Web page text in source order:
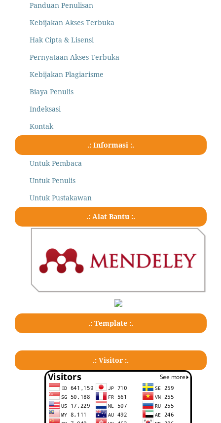
Panduan Penulisan
Kebijakan Akses Terbuka
Hak Cipta & Lisensi
Pernyataan Akses Terbuka
Kebijakan Plagiarisme
Biaya Penulis
Indeksasi
Kontak
.: Informasi :.
Untuk Pembaca
Untuk Penulis
Untuk Pustakawan
.: Alat Bantu :.
.: Template :.
.: Visitor :.